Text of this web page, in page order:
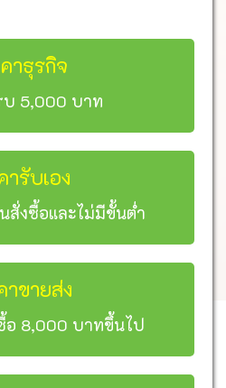
าธุรกิจ
บ 5,000 บาท
ารับเอง
สั่งซื้อและไม่มีขั้นต่ำ
าขายส่ง
อ 8,000 บาทขึ้นไป